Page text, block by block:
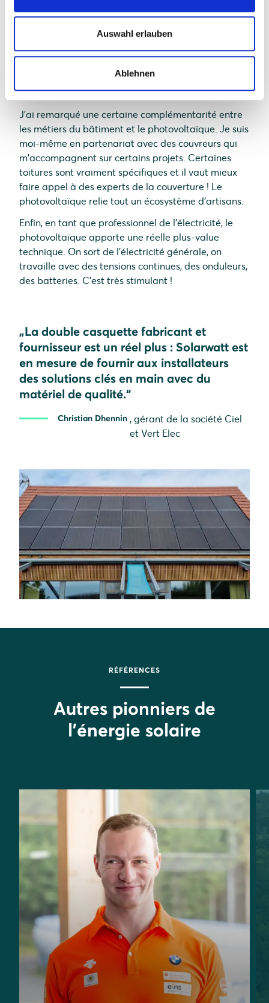
Auswahl erlauben
Ablehnen
Aujourd'hui le solaire photovoltaïque revient en
force et j'installe 1 à 2 installations par mois.
Ciel & Vert Elec est une petite structure, je me
résidentiel pour pouvoir accompagner
convenablement mes clients.
J'ai remarqué une certaine complémentarité entre
les métiers du bâtiment et le photovoltaïque. Je suis
moi-même en partenariat avec des couvreurs qui
m'accompagnent sur certains projets. Certaines
toitures sont vraiment spécifiques et il vaut mieux
faire appel à des experts de la couverture ! Le
photovoltaïque relie tout un écosystème d'artisans.
Enfin, en tant que professionnel de l'électricité, le
photovoltaïque apporte une réelle plus-value
technique. On sort de l'électricité générale, on
travaille avec des tensions continues, des onduleurs,
des batteries. C'est très stimulant !
„La double casquette fabricant et
fournisseur est un réel plus : Solarwatt est
en mesure de fournir aux installateurs
des solutions clés en main avec du
matériel de qualité.“
Christian Dhennin , gérant de la société Ciel
et Vert Elec
RÉFÉRENCES
Autres pionniers de
l'énergie solaire